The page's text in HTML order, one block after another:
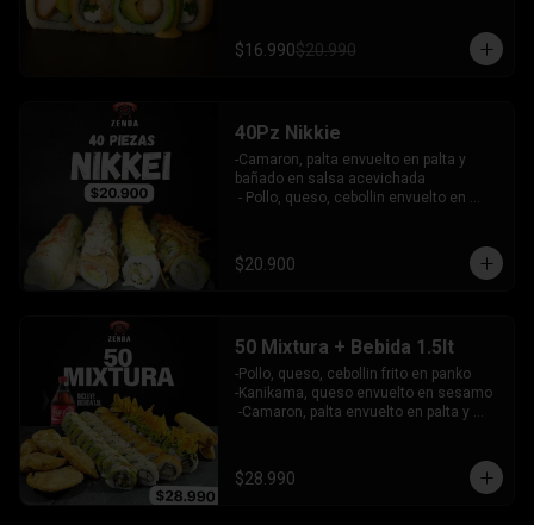
bañado en salsa de maracuya
INCLUYE: 3 SALSAS - 2 PALITOS
$16.990$20.990
40Pz Nikkie
-Camaron, palta envuelto en palta y
bañado en salsa acevichada
- Pollo, queso, cebollin envuelto en
guacamole y wantanes fritos
- Salmon, palta envuelto en nori frito en
$20.900
50 Mixtura + Bebida 1.5lt
-Pollo, queso, cebollin frito en panko
-Kanikama, queso envuelto en sesamo
-Camaron, palta envuelto en palta y
guacamole y nachos crocantes
- 5 arrollado primavera -  5 Gyosas
$28.990